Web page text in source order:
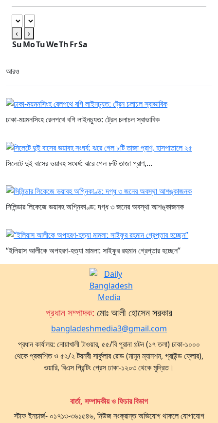
‹
›
SuMoTuWeThFrSa
আরও
ঢাকা-ময়মনসিংহ রেলপথে বগি লাইনচ্যুত: ট্রেন চলাচল স্বাভাবিক
সিলেটে দুই বাসের ভয়াবহ সংঘর্ষ: ঝরে গেল ৮টি তাজা প্রাণ,...
সিলিন্ডার লিকেজে ভয়াবহ অগ্নিকাণ্ড: দগ্ধ ৩ জনের অবস্থা আশঙ্কাজনক
“ইলিয়াস আলীকে অপহরণ-হত্যা মামলা: সাইফুর রহমান গ্রেপ্তার হচ্ছেন”
প্রধান সম্পাদক: মোঃ আলী হোসেন সরকার
bangladeshmedia3@gmail.com
প্রধান কার্যালয়: নোয়াখালী টাওয়ার, ৫৫/বি পুরানা পল্টন (১৭ তলা) ঢাকা-১০০০
থেকে প্রকাশিত ও ৫২/২ টয়নবী সার্কুলার রোড (মামুন ম্যানশন, গ্রাউন্ড ফ্লোর),
ওয়ারি, বিএস প্রিন্টিং প্রেস ঢাকা-১২০৩ থেকে মুদ্রিত।
বার্তা, সম্পাদকীয় ও ফিচার বিভাগ
স্টাফ ইনচার্জ- ০১৭১৩-৩৬১৫৪৬, নিউজ সংক্রান্ত অভিযোগ থাকলে যোগাযোগ